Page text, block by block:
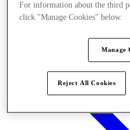
For information about the third
click "Manage Cookies" below.
Manage
Reject All Cookies